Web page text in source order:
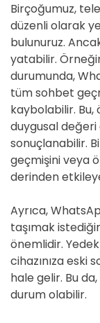
Birçoğumuz,
düzenli olarak
bulunuruz.
yatabilir.
durumunda,
tüm sohbet
kaybolabilir. Bu,
duygusal
sonuçlanabilir.
geçmişini veya
derinden
Ayrıca,
taşımak
önemlidir.
cihazınıza eski
hale gelir. Bu da,
durum olabilir.